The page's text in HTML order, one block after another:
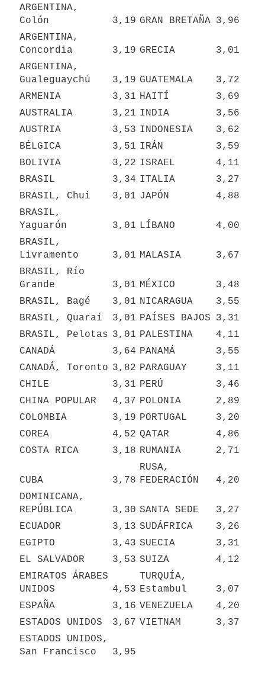
ARGENTINA,
Colón
3,19 GRAN BRETAÑA 3,96
ARGENTINA,
Concordia
3,19 GRECIA
3,01
ARGENTINA,
Gualeguaychú
3,19 GUATEMALA
3,72
ARMENIA
3,31 HAITÍ
3,69
AUSTRALIA
3,21 INDIA
3,56
AUSTRIA
3,53 INDONESIA
3,62
BÉLGICA
3,51 IRÁN
3,59
BOLIVIA
3,22 ISRAEL
4,11
BRASIL
3,34 ITALIA
3,27
BRASIL, Chui
3,01 JAPÓN
4,88
BRASIL,
Yaguarón
3,01 LÍBANO
4,00
BRASIL,
Livramento
3,01 MALASIA
3,67
BRASIL, Río
Grande
3,01 MÉXICO
3,48
BRASIL, Bagé
3,01 NICARAGUA
3,55
BRASIL, Quaraí
3,01 PAÍSES BAJOS
3,31
BRASIL, Pelotas 3,01 PALESTINA
4,11
CANADÁ
3,64 PANAMÁ
3,55
CANADÁ, Toronto 3,82 PARAGUAY
3,11
CHILE
3,31 PERÚ
3,46
CHINA POPULAR
4,37 POLONIA
2,89
COLOMBIA
3,19 PORTUGAL
3,20
COREA
4,52 QATAR
4,86
COSTA RICA
3,18 RUMANIA 2,71
CUBA 3,78
RUSA,
FEDERACIÓN
4,20
DOMINICANA,
REPÚBLICA
3,30 SANTA SEDE
3,27
ECUADOR
3,13 SUDÁFRICA
3,26
EGIPTO
3,43 SUECIA
3,31
EL SALVADOR
3,53 SUIZA
4,12
EMIRATOS ÁRABES
UNIDOS
4,53
TURQUÍA,
Estambul
3,07
ESPAÑA
3,16 VENEZUELA
4,20
ESTADOS UNIDOS
3,67 VIETNAM
3,37
ESTADOS UNIDOS,
San Francisco
3,95